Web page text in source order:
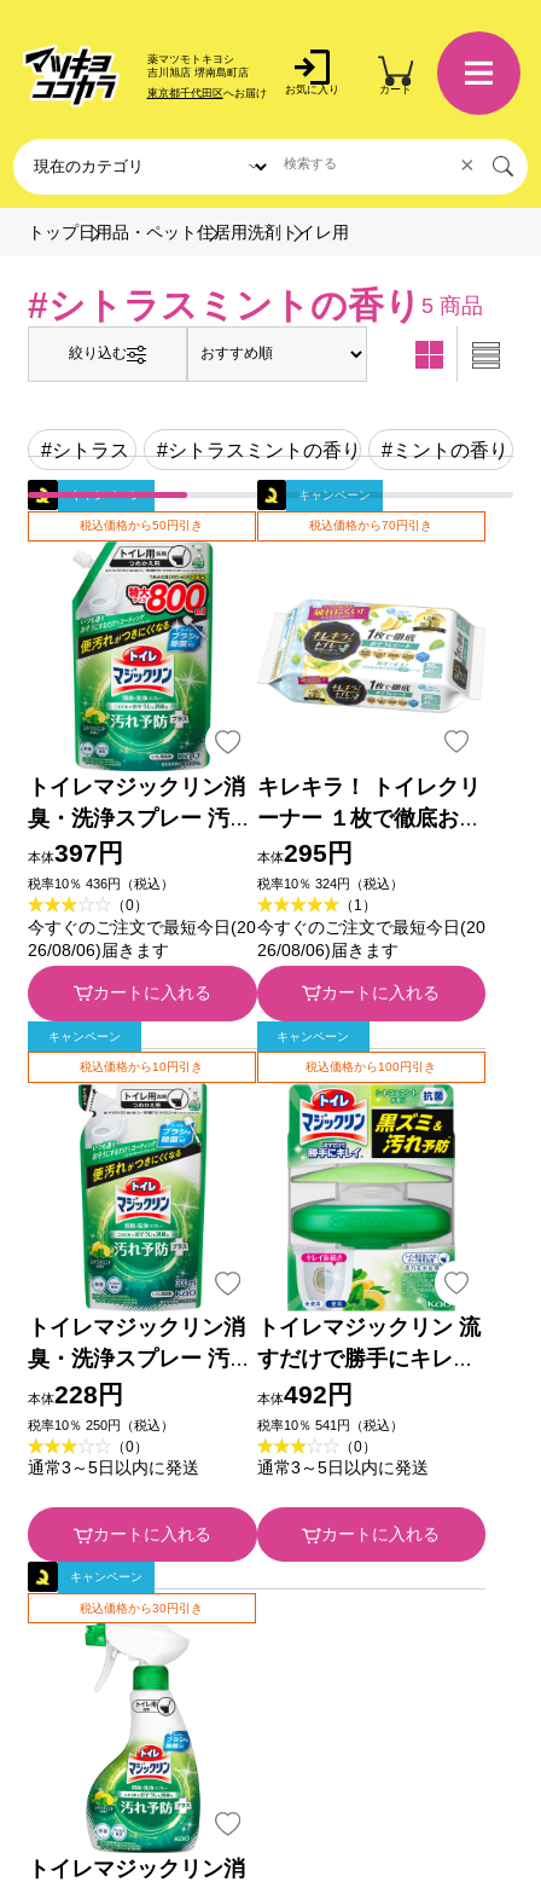
薬マツモトキヨシ
吉川旭店 堺南島町店
東京都千代田区へお届け お気に入り カート
×
トップ日用品・ペット 住居用洗剤 トイレ用
#シトラスミントの香り 5 商品
絞り込む
#シトラス #シトラスミントの香り #ミントの香り
キャンペーン
税込価格から50円引き
トイレマジックリン消
臭・洗浄スプレー 汚れ
予防プラス シトラスミ
ントの香り つめかえ用
８００ｍｌ 花王
本体397円
税率10％ 436円（税込）
（0）
今すぐのご注文で最短今日(20
26/08/06)届きます
カートに入れる
キャンペーン
税込価格から70円引き
キレキラ！ トイレクリ
ーナー １枚で徹底おそ
うじシート シトラスミ
ント つめかえ用 １０
枚×２Ｐ 大王製紙
本体295円
税率10％ 324円（税込）
（1）
今すぐのご注文で最短今日(20
26/08/06)届きます
カートに入れる
キャンペーン
税込価格から10円引き
トイレマジックリン消
臭・洗浄スプレー 汚れ
予防プラス シトラスミ
ントの香り つめかえ用
３００ｍｌ 花王
本体228円
税率10％ 250円（税込）
（0）
通常3～5日以内に発送
カートに入れる
キャンペーン
税込価格から100円引き
トイレマジックリン 流
すだけで勝手にキレイ
シトラスミントの香り
本体 ８０Ｇ 花王
本体492円
税率10％ 541円（税込）
（0）
通常3～5日以内に発送
カートに入れる
キャンペーン
税込価格から30円引き
トイレマジックリン消